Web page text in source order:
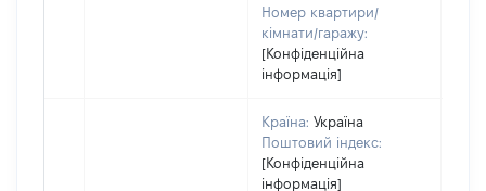
Номер квартири/
кімнати/гаражу:
[Конфіденційна
інформація]
Країна: Україна
Поштовий індекс:
[Конфіденційна
інформація]